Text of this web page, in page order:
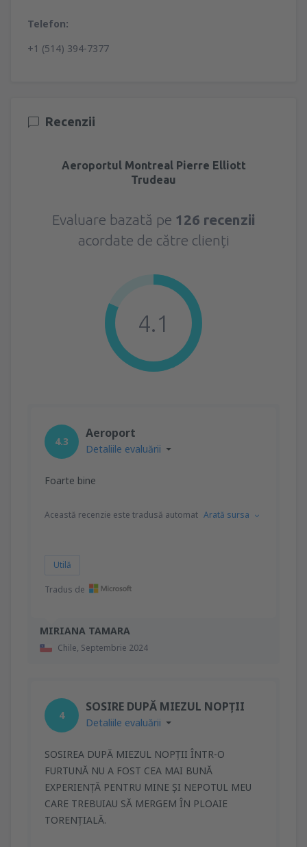
Telefon:
+1 (514) 394-7377
Recenzii
Aeroportul Montreal Pierre Elliott
Trudeau
Evaluare bazată pe 126 recenzii
acordate de către clienți
4.1
MIRIANA TAMARA
Chile, Septembrie 2024
4.3
Aeroport
Detaliile evaluării
Foarte bine
Această recenzie este tradusă automat Arată sursa
Utilă
Tradus de
4
SOSIRE DUPĂ MIEZUL NOPȚII
Detaliile evaluării
SOSIREA DUPĂ MIEZUL NOPȚII ÎNTR-O
FURTUNĂ NU A FOST CEA MAI BUNĂ
EXPERIENȚĂ PENTRU MINE ȘI NEPOTUL MEU
CARE TREBUIAU SĂ MERGEM ÎN PLOAIE
TORENȚIALĂ.